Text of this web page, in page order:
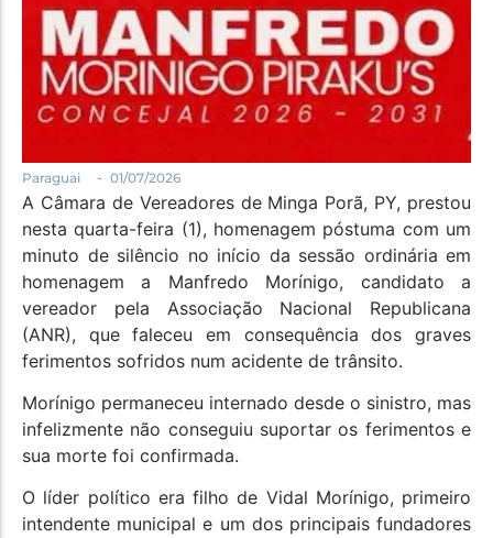
Paraguai - 01/07/2026
A Câmara de Vereadores de Minga Porã, PY, prestou
nesta quarta-feira (1), homenagem póstuma com um
minuto de silêncio no início da sessão ordinária em
homenagem a Manfredo Morínigo, candidato a
vereador pela Associação Nacional Republicana
(ANR), que faleceu em consequência dos graves
ferimentos sofridos num acidente de trânsito.
Morínigo permaneceu internado desde o sinistro, mas
infelizmente não conseguiu suportar os ferimentos e
sua morte foi confirmada.
O líder político era filho de Vidal Morínigo, primeiro
intendente municipal e um dos principais fundadores